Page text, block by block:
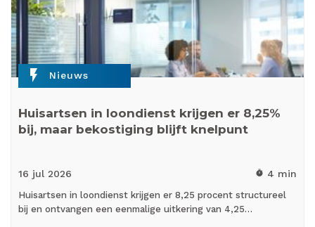
flash_on Nieuws
Huisartsen in loondienst krijgen er 8,25%
bij, maar bekostiging blijft knelpunt
16 jul 2026 timer 4 min
Huisartsen in loondienst krijgen er 8,25 procent structureel
bij en ontvangen een eenmalige uitkering van 4,25…